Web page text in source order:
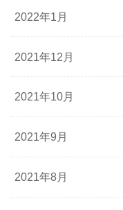
2022年1月
2021年12月
2021年10月
2021年9月
2021年8月